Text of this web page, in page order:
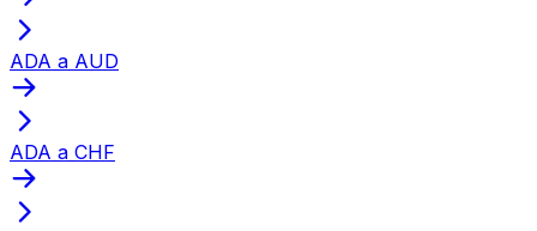
ADA a AUD
ADA a CHF